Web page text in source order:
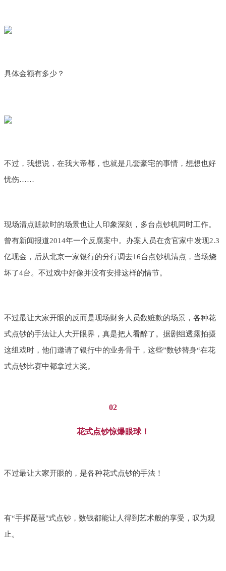
具体金额有多少？
不过，我想说，在我大帝都，也就是几套豪宅的事情，想想也好
忧伤……
现场清点赃款时的场景也让人印象深刻，多台点钞机同时工作。
曾有新闻报道2014年一个反腐案中。办案人员在贪官家中发现2.3
亿现金，后从北京一家银行的分行调去16台点钞机清点，当场烧
坏了4台。不过戏中好像并没有安排这样的情节。
不过最让大家开眼的反而是现场财务人员数赃款的场景，各种花
式点钞的手法让人大开眼界，真是把人看醉了。据剧组透露拍摄
这组戏时，他们邀请了银行中的业务骨干，这些”数钞替身“在花
式点钞比赛中都拿过大奖。
02
花式点钞惊爆眼球！
不过最让大家开眼的，是各种花式点钞的手法！
有“手挥琵琶"式点钞，数钱都能让人得到艺术般的享受，叹为观
止。